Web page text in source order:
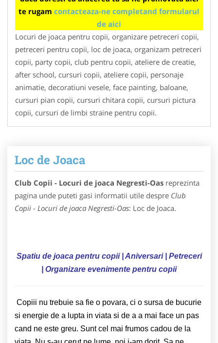
te rugam contacteaza-ne completand formularul
de aici
Locuri de joaca pentru copii, organizare petreceri copii,
petreceri pentru copii, loc de joaca, organizam petreceri
copii, party copii, club pentru copii, ateliere de creatie,
after school, cursuri copii, ateliere copii, personaje
animatie, decoratiuni vesele, face painting, baloane,
cursuri pian copii, cursuri chitara copii, cursuri pictura
copii, cursuri de limbi straine pentru copii.
Loc de Joaca
Club Copii - Locuri de joaca Negresti-Oas reprezinta
pagina unde puteti gasi informatii utile despre Club
Copii - Locuri de joaca Negresti-Oas: Loc de Joaca.
Spatiu de joaca pentru copii | Aniversari
| Petreceri
| Organizare evenimente pentru copii
Copiii nu trebuie sa fie o povara, ci o sursa de bucurie
si energie de a lupta in viata si de a a mai face un pas
cand ne este greu. Sunt cel mai frumos cadou de la